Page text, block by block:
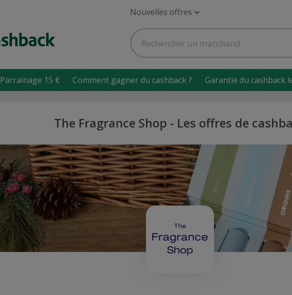
Nouvelles offres
Parrainage 15 € Comment gagner du cashback ? Garantie du cashback
The Fragrance Shop - Les offres de